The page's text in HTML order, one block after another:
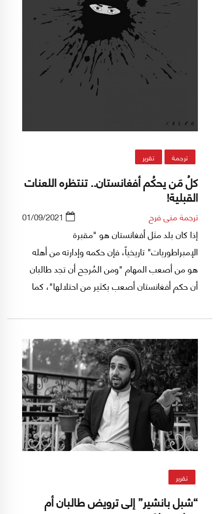
ترجمة تقرير
كلُ مَن يحكُم أفغانستان.. تنتظره اللعنات
القبلية!
ترجمة منى فرح 01/09/2021
إذا كان بلد مثل أفغانستان هو "مقبرة
الإمبراطوريات" تاريخياً، فإن حكمه وإدارته من أهله
هو من أصعب المهام "ومن المُرجح أن تجد طالبان
أن حكم أفغانستان أصعب بكثير من احتلالها"، كما
أفيرز" ومؤلف كتاب "الحرب الأميركية في
أفغانستان".
تقرير
“شبل بانشير” إلى ترويض طالبان أم